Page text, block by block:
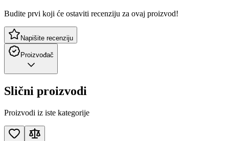
Budite prvi koji će ostaviti recenziju za ovaj proizvod!
Napišite recenziju
Proizvođač
Slični proizvodi
Proizvodi iz iste kategorije